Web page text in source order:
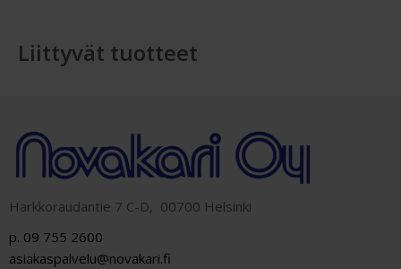
Liittyvät tuotteet
Harkkoraudantie 7 C-D, 00700 Helsinki
p. 09 755 2600
asiakaspalvelu@novakari.fi